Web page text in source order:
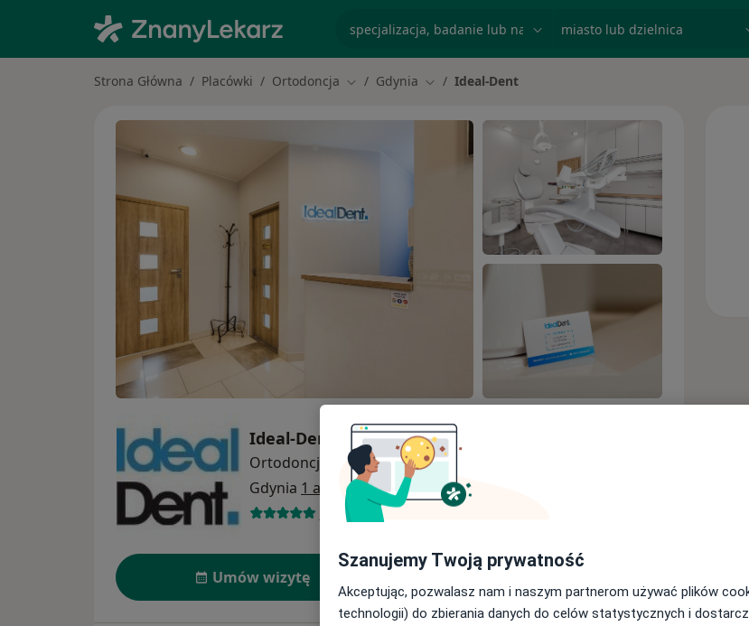
Strona Główna Placówki Ortodoncja Zmień miasto
Gdynia Zmień miasto
Ideal-Dent
Ideal-Dent
Ortodoncja
więcej
Gdynia 1 adres
4 opinie
Umów wizytę
Szanujemy Twoją prywatność
Akceptując, pozwalasz nam i naszym partnerom używać plików
technologii) do zbierania danych do celów statystycznych i